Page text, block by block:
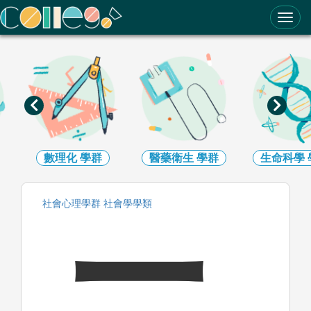
ColleGo! 大學選才與高中育才輔助系統
數理化學群 醫藥衛生 學群 生命科學
社會心理學群 社會學學類